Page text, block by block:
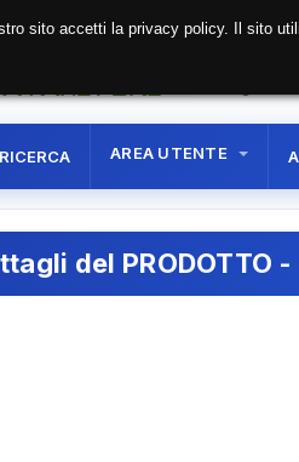
RICERCA AREA UTENTE
del PRODOTTO -
sito accetti la privacy policy. Il sito